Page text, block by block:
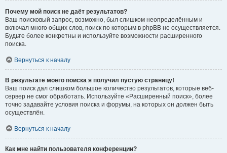
Почему мой поиск не даёт результатов?
Ваш поисковый запрос, возможно, был слишком неопределённым и
включал много общих слов, поиск по которым в phpBB не осуществляется.
Будьте более конкретны и используйте возможности расширенного
поиска.
Вернуться к началу
В результате моего поиска я получил пустую страницу!
Ваш поиск дал слишком большое количество результатов, которые веб-
сервер не смог обработать. Используйте «Расширенный поиск», более
точно задавайте условия поиска и форумы, на которых он должен быть
осуществлён.
Вернуться к началу
Как мне найти пользователя конференции?